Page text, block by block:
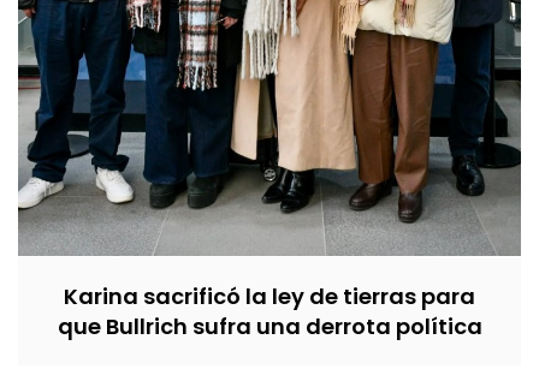
Karina sacrificó la ley de tierras para
que Bullrich sufra una derrota política